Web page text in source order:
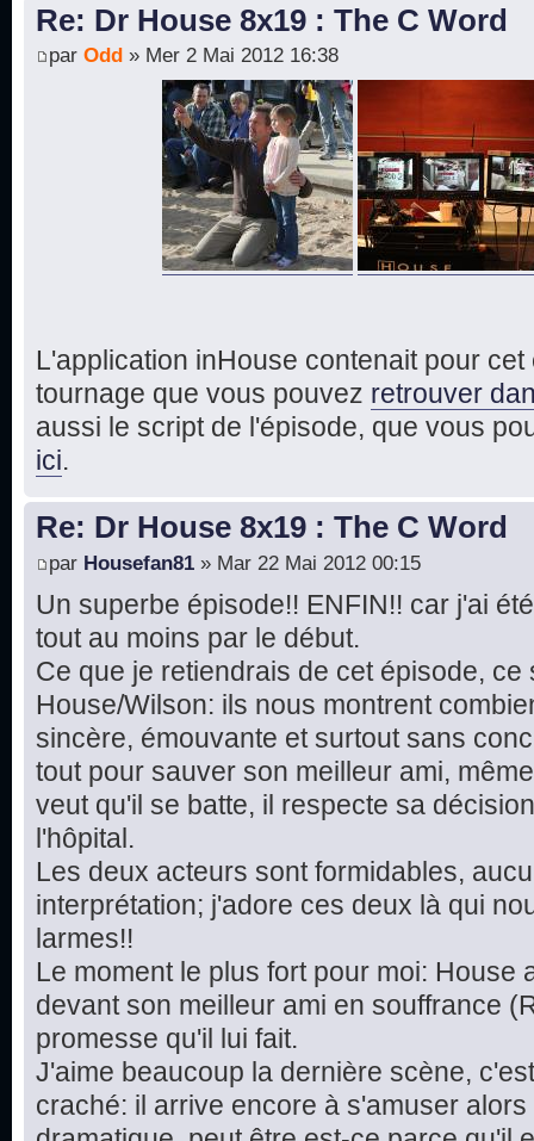
Re: Dr House 8x19 : The C Word
par Odd » Mer 2 Mai 2012 16:38
L'application inHouse contenait pour
tournage que vous pouvez retrouver
aussi le script de l'épisode, que vous
ici.
Re: Dr House 8x19 : The C Word
par Housefan81 » Mar 22 Mai 2012 00:15
Un superbe épisode!! ENFIN!! car j'ai
tout au moins par le début.
Ce que je retiendrais de cet épisode, ce
House/Wilson: ils nous montrent
sincère, émouvante et surtout sans
tout pour sauver son meilleur ami,
veut qu'il se batte, il respecte sa
l'hôpital.
Les deux acteurs sont formidables,
interprétation; j'adore ces deux là qui
larmes!!
Le moment le plus fort pour moi: House
devant son meilleur ami en souffrance
promesse qu'il lui fait.
J'aime beaucoup la dernière scène,
craché: il arrive encore à s'amuser